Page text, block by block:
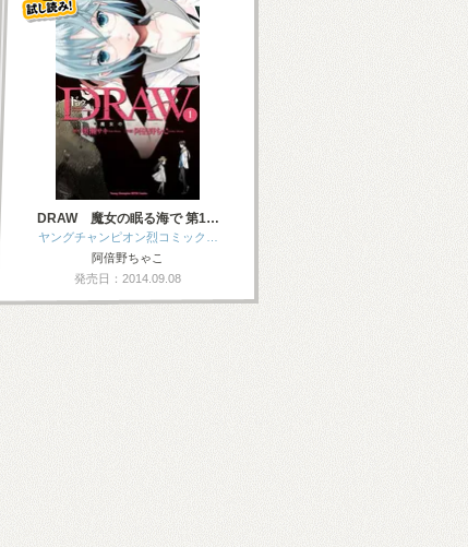
DRAW 魔女の眠る海で 第1…
ヤングチャンピオン烈コミック…
阿倍野ちゃこ
発売日：2014.09.08